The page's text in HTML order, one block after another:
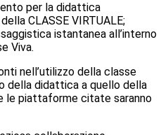
per la didattica
CLASSE VIRTUALE;
istantanea all’interno
Viva.
nell’utilizzo della classe
della didattica a quello della
le piattaforme citate saranno